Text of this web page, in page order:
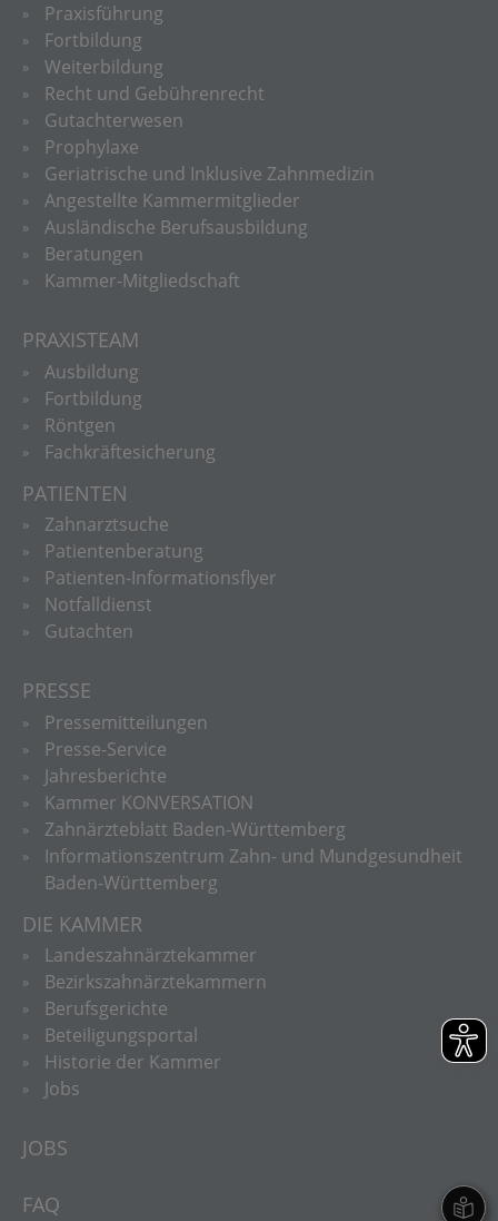
Praxisführung
Fortbildung
Weiterbildung
Recht und Gebührenrecht
Gutachterwesen
Prophylaxe
Geriatrische und Inklusive Zahnmedizin
Angestellte Kammermitglieder
Ausländische Berufsausbildung
Beratungen
Kammer-Mitgliedschaft
PRAXISTEAM
Ausbildung
Fortbildung
Röntgen
Fachkräftesicherung
PATIENTEN
Zahnarztsuche
Patientenberatung
Patienten-Informationsflyer
Notfalldienst
Gutachten
PRESSE
Pressemitteilungen
Presse-Service
Jahresberichte
Kammer KONVERSATION
Zahnärzteblatt Baden-Württemberg
Informationszentrum Zahn- und Mundgesundheit
Baden-Württemberg
DIE KAMMER
Landeszahnärztekammer
Bezirkszahnärztekammern
Berufsgerichte
Beteiligungsportal
Historie der Kammer
Jobs
JOBS
FAQ